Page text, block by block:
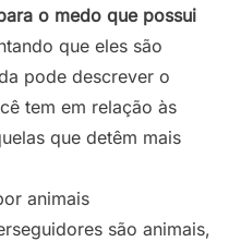
o medo que possui
que eles são
pode descrever o
tem em relação às
que detêm mais
animais
são animais,